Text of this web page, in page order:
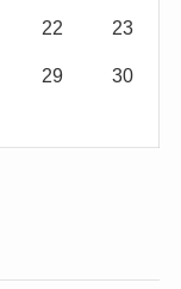
22 23
29 30